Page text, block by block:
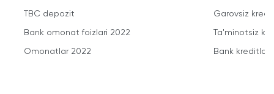
TBC depozit
Bank omonat foizlari 2022
Omonatlar 2022
Garovsiz
Ta'minotsiz
Bank kreditlari